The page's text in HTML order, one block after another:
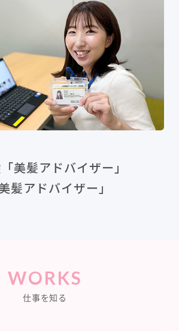
美髪アドバイザー」
髪アドバイザー」
WORKS
仕事を知る